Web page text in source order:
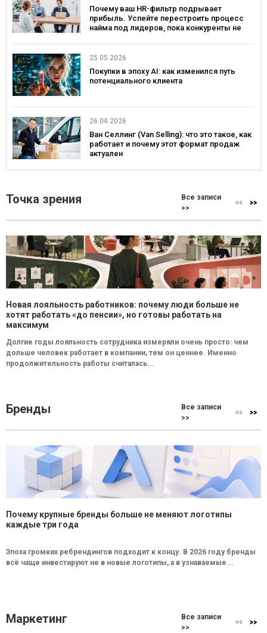
Почему ваш HR-фильтр подрывает
прибыль. Успейте перестроить процесс
найма под лидеров, пока конкуренты не
25.05.2026
Покупки в эпоху AI: как изменился путь
потенциального клиента
26.04.2026
Ван Селлинг (Van Selling): что это такое, как
работает и почему этот формат продаж
актуален
Точка зрения
Все записи
>>
Новая лояльность работников: почему люди больше не
хотят работать «до пенсии», но готовы работать на
максимум
Долгие годы лояльность сотрудника измеряли очень просто: чем
дольше человек работает в компании, тем он ценнее. Именно
продолжительность работы считалась...
Бренды
Все записи
>>
Почему крупные бренды больше не меняют логотипы
каждые три года
Эпоха громких ребрендингов подходит к концу. В 2026 году бренды
всё чаще инвестируют не в новые логотипы, а в узнаваемые...
Маркетинг
Все записи
>>